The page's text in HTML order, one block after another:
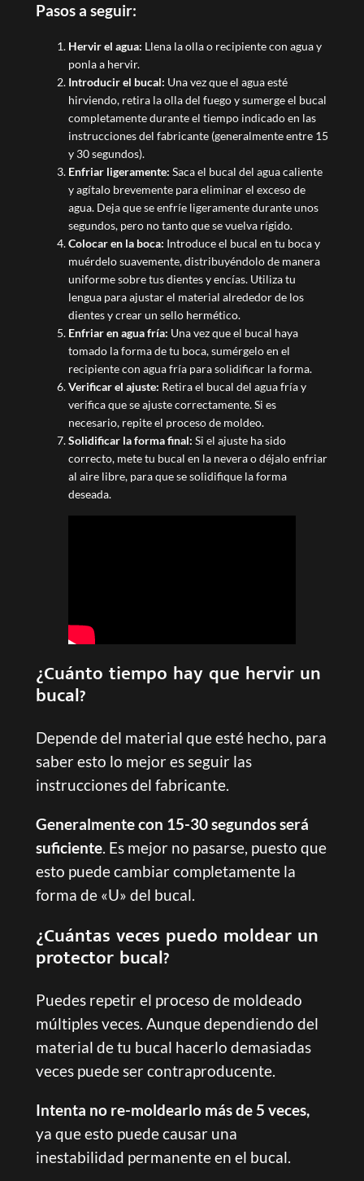
Pasos a seguir:
Hervir el agua: Llena la olla o recipiente con agua y
ponla a hervir.
Introducir el bucal: Una vez que el agua esté
hirviendo, retira la olla del fuego y sumerge el bucal
completamente durante el tiempo indicado en las
instrucciones del fabricante (generalmente entre 15
y 30 segundos).
Enfriar ligeramente: Saca el bucal del agua caliente
y agítalo brevemente para eliminar el exceso de
agua. Deja que se enfríe ligeramente durante unos
segundos, pero no tanto que se vuelva rígido.
Colocar en la boca: Introduce el bucal en tu boca y
muérdelo suavemente, distribuyéndolo de manera
uniforme sobre tus dientes y encías. Utiliza tu
lengua para ajustar el material alrededor de los
dientes y crear un sello hermético.
Enfriar en agua fría: Una vez que el bucal haya
tomado la forma de tu boca, sumérgelo en el
recipiente con agua fría para solidificar la forma.
Verificar el ajuste: Retira el bucal del agua fría y
verifica que se ajuste correctamente. Si es
necesario, repite el proceso de moldeo.
Solidificar la forma final: Si el ajuste ha sido
correcto, mete tu bucal en la nevera o déjalo enfriar
al aire libre, para que se solidifique la forma
deseada.
¿Cuánto tiempo hay que hervir un
bucal?
Depende del material que esté hecho, para
saber esto lo mejor es seguir las
instrucciones del fabricante.
Generalmente con 15-30 segundos será
suficiente. Es mejor no pasarse, puesto que
esto puede cambiar completamente la
forma de «U» del bucal.
¿Cuántas veces puedo moldear un
protector bucal?
Puedes repetir el proceso de moldeado
múltiples veces. Aunque dependiendo del
material de tu bucal hacerlo demasiadas
veces puede ser contraproducente.
Intenta no re-moldearlo más de 5 veces,
ya que esto puede causar una
inestabilidad permanente en el bucal.